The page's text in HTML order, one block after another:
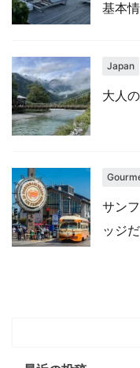
基本
Japan
大人
サン
ッジ